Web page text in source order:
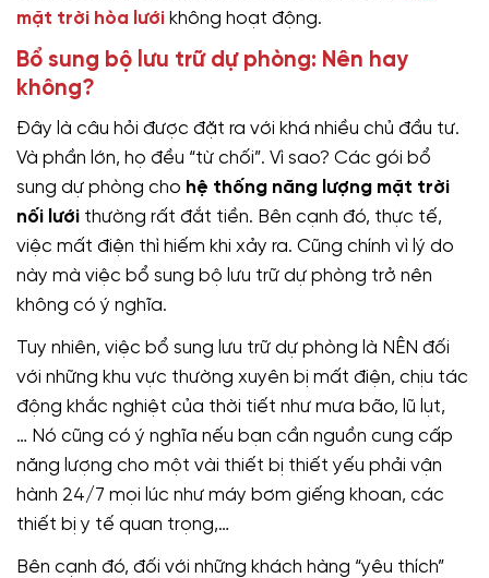
mặt trời hòa lưới không hoạt động.
Bổ sung bộ lưu trữ dự phòng: Nên hay
không?
Đây là câu hỏi được đặt ra với khá nhiều chủ đầu tư.
Và phần lớn, họ đều “từ chối”. Vì sao? Các gói bổ
sung dự phòng cho hệ thống năng lượng mặt trời
nối lưới thường rất đắt tiền. Bên cạnh đó, thực tế,
việc mất điện thì hiếm khi xảy ra. Cũng chính vì lý do
này mà việc bổ sung bộ lưu trữ dự phòng trở nên
không có ý nghĩa.
Tuy nhiên, việc bổ sung lưu trữ dự phòng là NÊN đối
với những khu vực thường xuyên bị mất điện, chịu tác
động khắc nghiệt của thời tiết như mưa bão, lũ lụt,
… Nó cũng có ý nghĩa nếu bạn cần nguồn cung cấp
năng lượng cho một vài thiết bị thiết yếu phải vận
hành 24/7 mọi lúc như máy bơm giếng khoan, các
thiết bị y tế quan trọng,…
Bên cạnh đó, đối với những khách hàng “yêu thích”